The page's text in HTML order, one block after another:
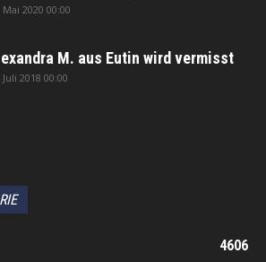
Mai 2020 00:00
M. aus Eutin wird vermisst
Juli 2018 00:00
4606